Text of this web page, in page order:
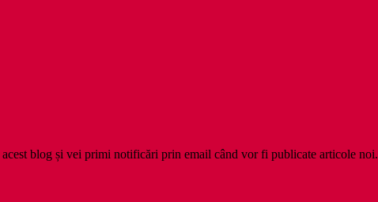
acest blog și vei primi notificări prin email când vor fi publicate articole noi.